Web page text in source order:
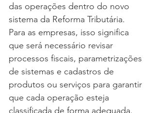
das operações dentro do novo
sistema da Reforma Tributária.
Para as empresas, isso significa
que será necessário revisar
processos fiscais, parametrizações
de sistemas e cadastros de
produtos ou serviços para garantir
que cada operação esteja
classificada de forma adequada.